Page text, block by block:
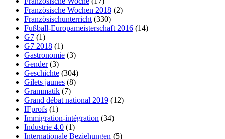
Französische Wochen 2018 (2)
Französischunterricht (330)
Fußball-Europameisterschaft 2016 (14)
G7 (1)
G7 2018 (1)
Gastronomie (3)
Gender(3)
Geschichte (304)
Gilets jaunes (8)
Grammatik (7)
Grand débat national 2019 (12)
IFprofs (1)
Immigration-intégration (34)
Industrie 4.0 (1)
Internationale Beziehungen (5)